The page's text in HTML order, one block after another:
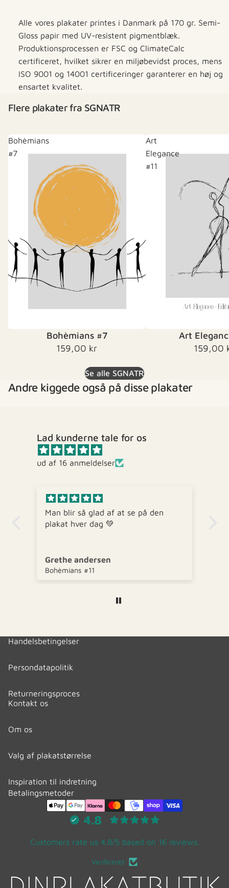
Alle vores plakater printes i Danmark på 170 gr. Semi-
Gloss papir med UV-resistent pigmentblæk.
Produktionsprocessen er FSC og ClimateCalc
certificeret, hvilket sikrer en miljøbevidst proces, mens
ISO 9001 og 14001 certificeringer garanterer en høj og
ensartet kvalitet.
Flere plakater fra SGNATR
Bohèmians
#7
Bohèmians #7
159,00 kr
Art
Elegance
#11
Art
159,00
Se alle SGNATR
Andre kiggede også på disse plakater
Lad kunderne tale for os
ud af 16 anmeldelser
Man blir så glad af at se på den
plakat hver dag 💚
Grethe andersen
Bohèmians #11
Handelsbetingelser
Persondatapolitik
Returneringsproces
Kontakt os
Om os
Valg af plakatstørrelse
Inspiration til indretning
Betalingsmetoder
4.8
Customers rate us 4.8/5 based on 16 reviews.
Verificeret